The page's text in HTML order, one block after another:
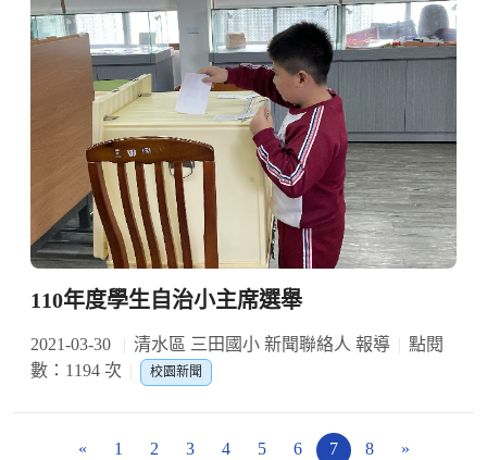
110年度學生自治小主席選舉
2021-03-30 清水區 三田國小 新聞聯絡人 報導
點閱
數：1194 次
校園新聞
« 1 2 3 4 5 6 7 8 »